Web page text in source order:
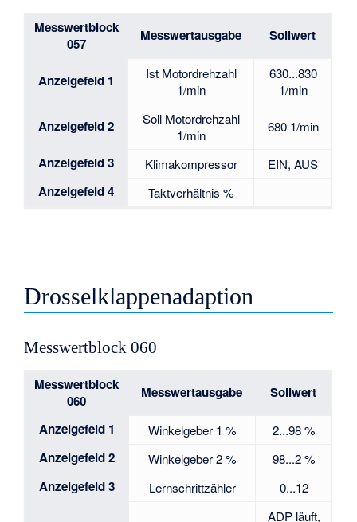
Messwertblock
057
Messwertausgabe Sollwert
Anzeigefeld 1
Ist Motordrehzahl
1/min
630...830
1/min
Anzeigefeld 2
Soll Motordrehzahl
1/min
680 1/min
Anzeigefeld 3 Klimakompressor EIN, AUS
Anzeigefeld 4 Taktverhältnis %
Drosselklappenadaption
Messwertblock 060
Messwertblock
060
Messwertausgabe Sollwert
Anzeigefeld 1 Winkelgeber 1 % 2...98 %
Anzeigefeld 2 Winkelgeber 2 % 98...2 %
Anzeigefeld 3 Lernschrittzähler
0...12
ADP läuft,